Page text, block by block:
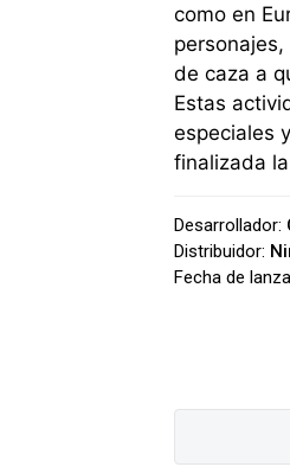
como en
de caza a
Estas
especiales
finalizada
Desarrollador:
Distribuidor:
Fecha de